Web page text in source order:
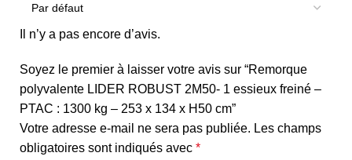
Il n’y a pas encore d’avis.
Soyez le premier à laisser votre avis sur “Remorque
polyvalente LIDER ROBUST 2M50- 1 essieux freiné –
PTAC : 1300 kg – 253 x 134 x H50 cm”
Votre adresse e-mail ne sera pas publiée. Les champs
obligatoires sont indiqués avec *